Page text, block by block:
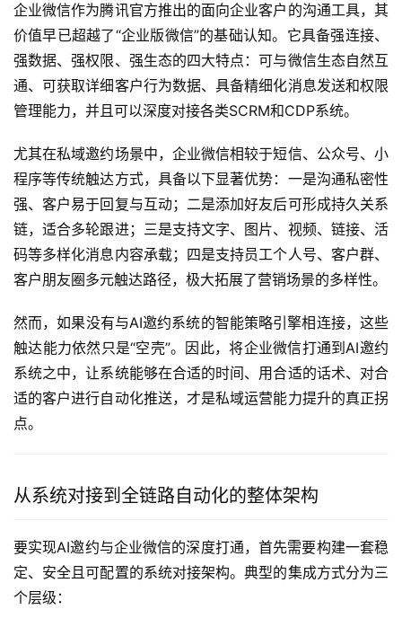
企业微信作为腾讯官方推出的面向企业客户的沟通工具，其
价值早已超越了“企业版微信”的基础认知。它具备强连接、
强数据、强权限、强生态的四大特点：可与微信生态自然互
通、可获取详细客户行为数据、具备精细化消息发送和权限
管理能力，并且可以深度对接各类SCRM和CDP系统。
尤其在私域邀约场景中，企业微信相较于短信、公众号、小
程序等传统触达方式，具备以下显著优势：一是沟通私密性
强、客户易于回复与互动；二是添加好友后可形成持久关系
链，适合多轮跟进；三是支持文字、图片、视频、链接、活
码等多样化消息内容承载；四是支持员工个人号、客户群、
客户朋友圈多元触达路径，极大拓展了营销场景的多样性。
然而，如果没有与AI邀约系统的智能策略引擎相连接，这些
触达能力依然只是“空壳”。因此，将企业微信打通到AI邀约
系统之中，让系统能够在合适的时间、用合适的话术、对合
适的客户进行自动化推送，才是私域运营能力提升的真正拐
点。
从系统对接到全链路自动化的整体架构
要实现AI邀约与企业微信的深度打通，首先需要构建一套稳
定、安全且可配置的系统对接架构。典型的集成方式分为三
个层级：